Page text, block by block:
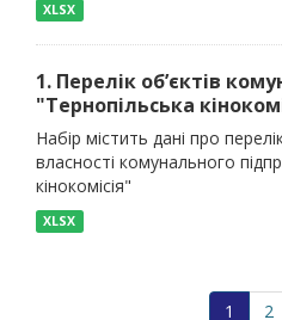
XLSX
1. Перелік об’єктів
"Тернопільська
Набір містить дані про
власності комунального
кінокомісія"
XLSX
1 2